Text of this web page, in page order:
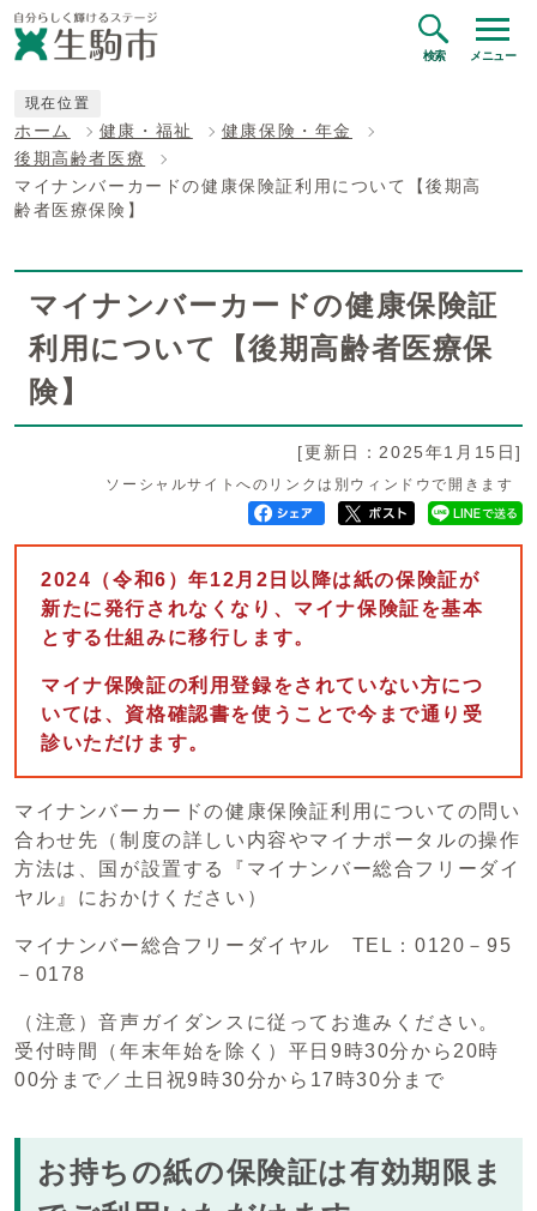
検索 メニュー
現在位置
ホーム 健康・福祉
健康保険・年金
後期高齢者医療
マイナンバーカードの健康保険証利用について【後期高
齢者医療保険】
マイナンバーカードの健康保険証
利用について【後期高齢者医療保
険】
[更新日：2025年1月15日]
ソーシャルサイトへのリンクは別ウィンドウで開きます
2024（令和6）年12月2日以降は紙の保険証が
新たに発行されなくなり、マイナ保険証を基本
とする仕組みに移行します。
マイナ保険証の利用登録をされていない方につ
いては、資格確認書を使うことで今まで通り受
診いただけます。
マイナンバーカードの健康保険証利用についての問い
合わせ先（制度の詳しい内容やマイナポータルの操作
方法は、国が設置する『マイナンバー総合フリーダイ
ヤル』におかけください）
マイナンバー総合フリーダイヤル TEL：0120－95
－0178
（注意）音声ガイダンスに従ってお進みください。
受付時間（年末年始を除く）平日9時30分から20時
00分まで／土日祝9時30分から17時30分まで
お持ちの紙の保険証は有効期限ま